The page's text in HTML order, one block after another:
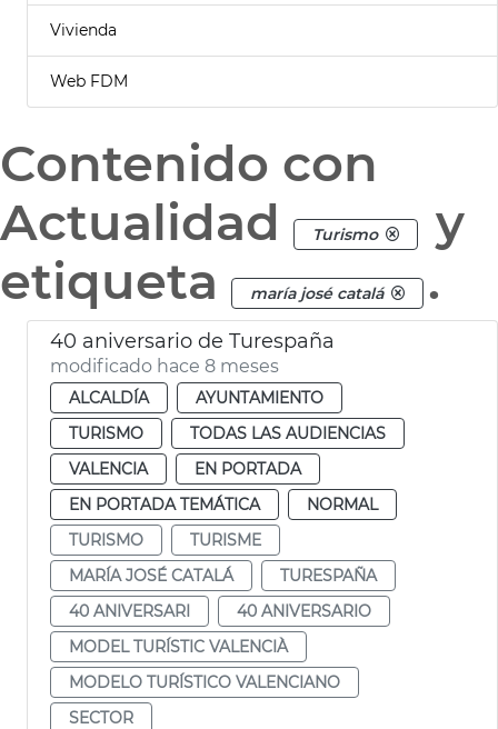
Vivienda
Web FDM
Contenido con
Actualidad
Turismo
y
etiqueta
maría josé catalá .
40 aniversario de Turespaña
modificado hace 8 meses
ALCALDÍA
AYUNTAMIENTO
TURISMO
TODAS LAS AUDIENCIAS
VALENCIA
EN PORTADA
EN PORTADA TEMÁTICA
NORMAL
TURISMO
TURISME
MARÍA JOSÉ CATALÁ
TURESPAÑA
40 ANIVERSARI
40 ANIVERSARIO
MODEL TURÍSTIC VALENCIÀ
MODELO TURÍSTICO VALENCIANO
SECTOR